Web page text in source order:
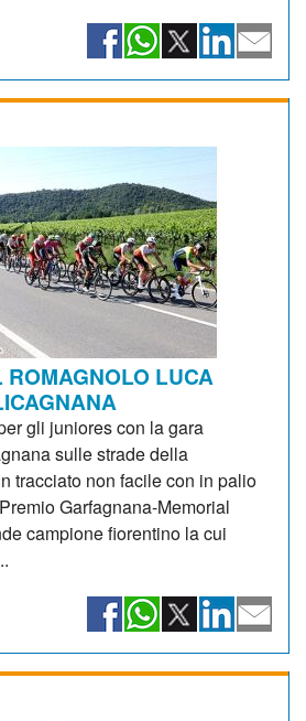
LUCA
gli juniores con la gara
sulle strade della
tracciato non facile con in palio
Garfagnana-Memorial
campione fiorentino la cui